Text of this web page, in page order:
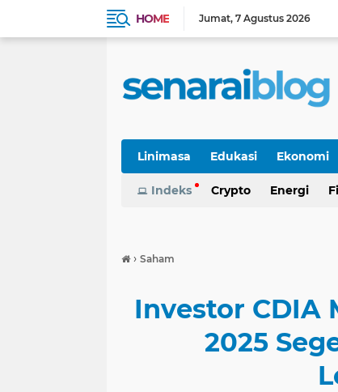
HOME Jumat 7 Agustus 2026
Linimasa Edukasi Ekonomi
Indeks Crypto Energi
› Saham
Investor CDIA
2025